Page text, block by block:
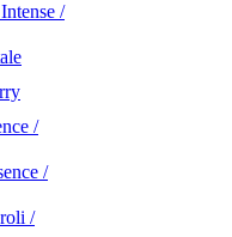
/
/
/
/